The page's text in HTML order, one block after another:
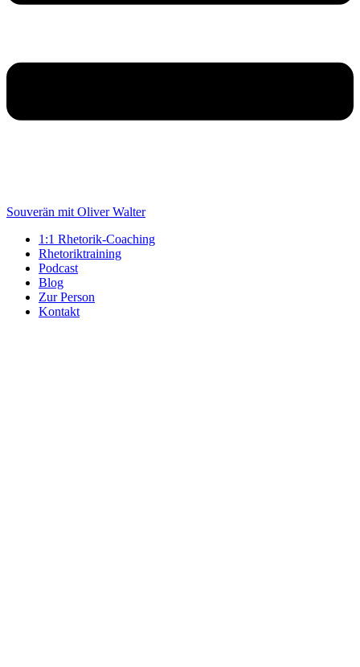
Souverän mit Oliver Walter
1:1 Rhetorik-Coaching
Rhetoriktraining
Podcast
Blog
Zur Person
Kontakt